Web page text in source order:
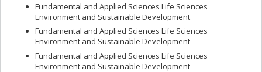
Fundamental and Applied Sciences Life Sciences
Environment and Sustainable Development
Fundamental and Applied Sciences Life Sciences
Environment and Sustainable Development
Fundamental and Applied Sciences Life Sciences
Environment and Sustainable Development